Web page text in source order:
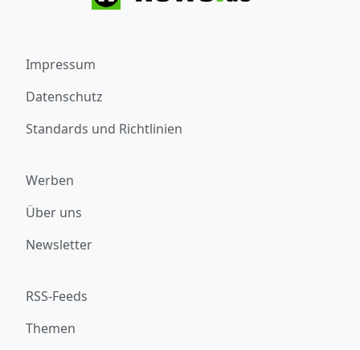
Impressum
Datenschutz
Standards und Richtlinien
Werben
Über uns
Newsletter
RSS-Feeds
Themen